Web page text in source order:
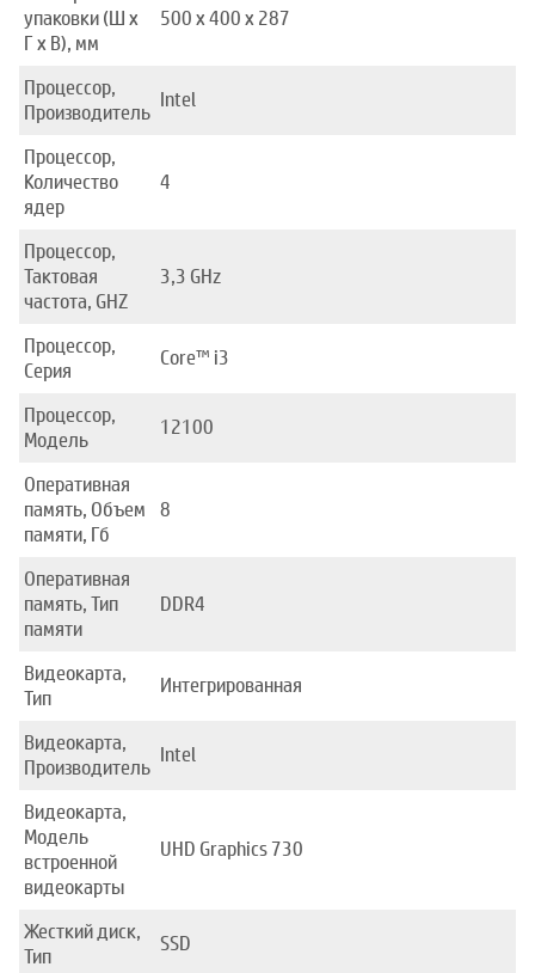
упаковки (Ш x
Г x В), мм
500 x 400 x 287
Процессор,
Производитель
Intel
Процессор,
Количество
ядер
4
Процессор,
Тактовая
частота, GHZ
3,3 GHz
Процессор,
Серия
Core™ i3
Процессор,
Модель
12100
Оперативная
память, Объем
памяти, Гб
8
Оперативная
память, Тип
памяти
DDR4
Видеокарта,
Тип
Интегрированная
Видеокарта,
Производитель
Intel
Видеокарта,
Модель
встроенной
видеокарты
UHD Graphics 730
Жесткий диск,
Тип
SSD